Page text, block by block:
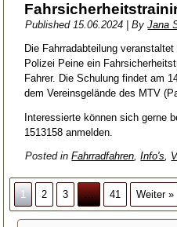
Published 15.06.2024 |By Jana
Die Fahrradabteilung
Polizei Peine ein
Fahrer. Die Schulung findet am
dem Vereinsgelände des MTV
Interessierte können sich gerne
1513158 anmelden.
Posted in Fahrradfahren,Info's,
1 2 3 … 41 Weiter »